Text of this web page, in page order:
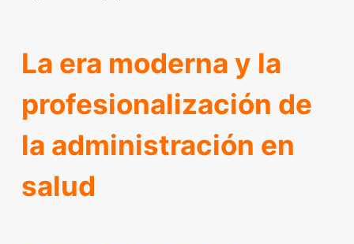
La era moderna y la
profesionalización de
la administración en
salud